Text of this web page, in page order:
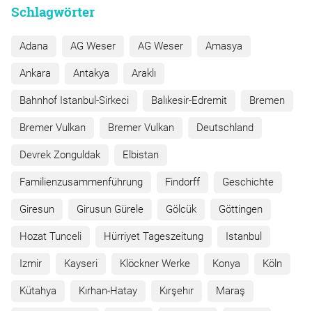
Schlagwörter
Adana AG Weser AG Weser Amasya
Ankara Antakya Araklı
Bahnhof Istanbul-Sirkeci Balıkesir-Edremit Bremen
Bremer Vulkan Bremer Vulkan Deutschland
Devrek Zonguldak Elbistan
Familienzusammenführung Findorff Geschichte
Giresun Girusun Gürele Gölcük Göttingen
Hozat Tunceli Hürriyet Tageszeitung Istanbul
Izmir Kayseri Klöckner Werke Konya Köln
Kütahya Kırhan-Hatay Kırşehır Maraş